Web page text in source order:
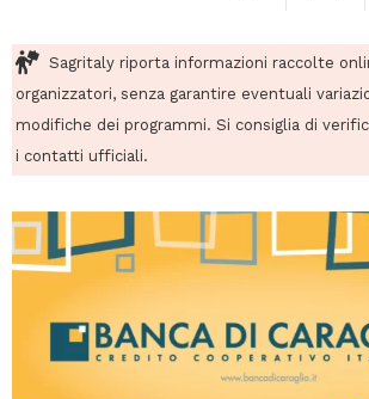
Sagritaly riporta informazioni raccolte
organizzatori, senza garantire eventuali
modifiche dei programmi. Si consiglia di
i contatti ufficiali.